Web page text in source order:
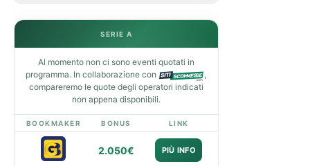
SERIE A
Al momento non ci sono eventi quotati in
programma. In collaborazione con
,
compareremo le quote degli operatori indicati
non appena disponibili.
BOOKMAKER BONUS LINK
2.050€ PIÙ INFO